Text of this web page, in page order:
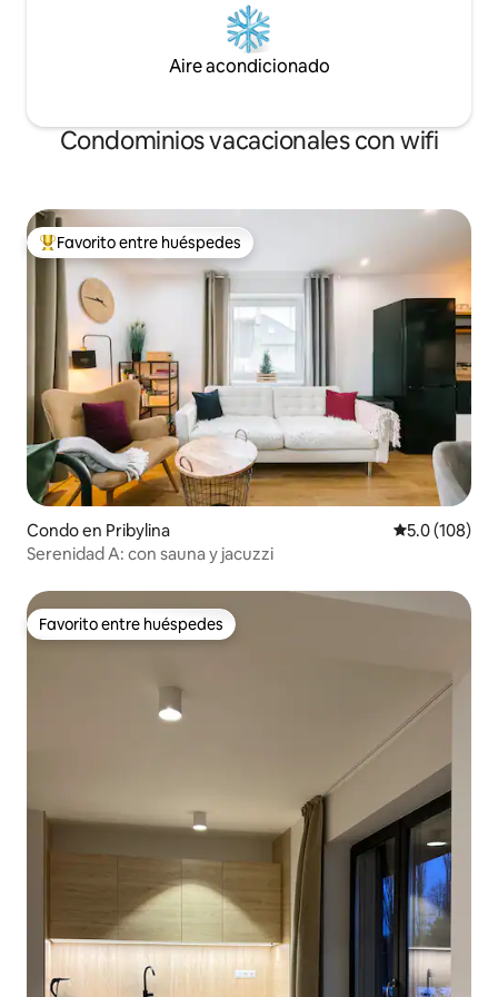
Aire acondicionado
Condominios vacacionales con wifi
Favorito entre huéspedes preferido
Favorito entre huéspedes
Condo en Pribylina Calificación
5.0 (108)
Serenidad A: con sauna y jacuzzi
Favorito entre huéspedes
Favorito entre huéspedes